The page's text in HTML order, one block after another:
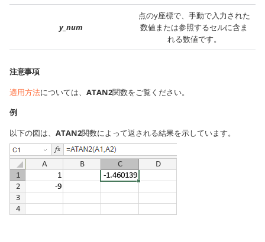
y_num
点のy座標で、手動で入力された
数値または参照するセルに含ま
れる数値です。
注意事項
適用方法については、 ATAN2関数をご覧ください。
例
以下の図は、 ATAN2関数によって返される結果を示しています。